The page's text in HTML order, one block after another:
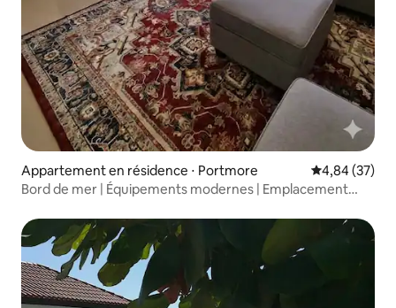
Appartement en résidence ⋅ Portmore Évaluation
4,84 (37)
Bord de mer | Équipements modernes | Emplacement